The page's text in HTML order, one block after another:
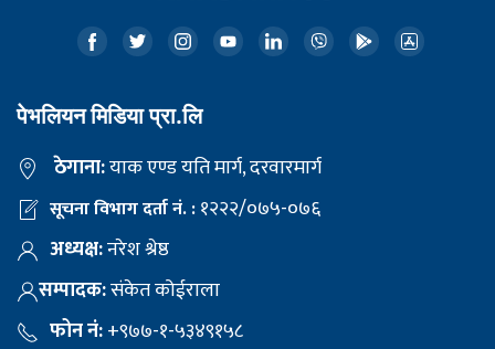
पेभलियन मिडिया प्रा.लि
ठेगाना:याक एण्ड यति मार्ग, दरवारमार्ग
सूचना विभाग दर्ता नं. :१२२२/०७५-०७६
अध्यक्ष:नरेश श्रेष्ठ
सम्पादक:संकेत कोईराला
फोन नं:+९७७-१-५३४९१५८